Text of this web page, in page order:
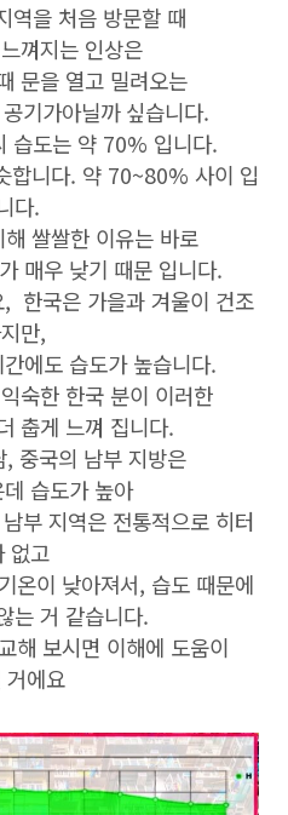
역을 처음 방문할 때
껴지는 인상은
문을 열고 밀려오는
기가아닐까 싶습니다.
습도는 약 70% 입니다.
합니다. 약 70~80% 사이 입
다.
쌀쌀한 이유는 바로
매우 낮기 때문 입니다.
한국은 가을과 겨울이 건조
만,
에도 습도가 높습니다.
숙한 한국 분이 이러한
춥게 느껴 집니다.
중국의 남부 지방은
습도가 높아
부 지역은 전통적으로 히터
없고
온이 낮아져서, 습도 때문에
는 거 같습니다.
해 보시면 이해에 도움이
거에요